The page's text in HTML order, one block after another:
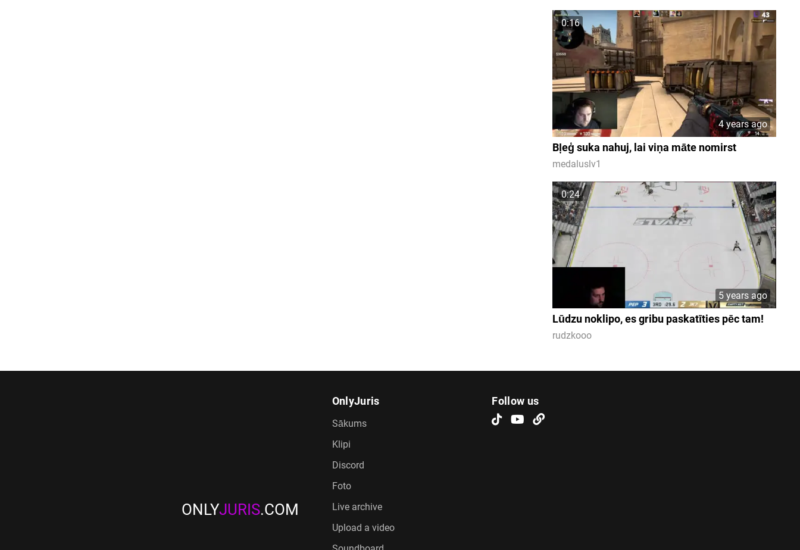
0:16
4 years ago
Bļeģ suka nahuj, lai viņa māte nomirst
medaluslv1
0:24
5 years ago
Lūdzu noklipo, es gribu paskatīties pēc tam!
rudzkooo
ONLYJURIS.COM
OnlyJuris
Sākums
Klipi
Discord
Foto
Live archive
Upload a video
Follow us